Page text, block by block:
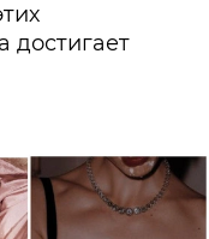
достигает